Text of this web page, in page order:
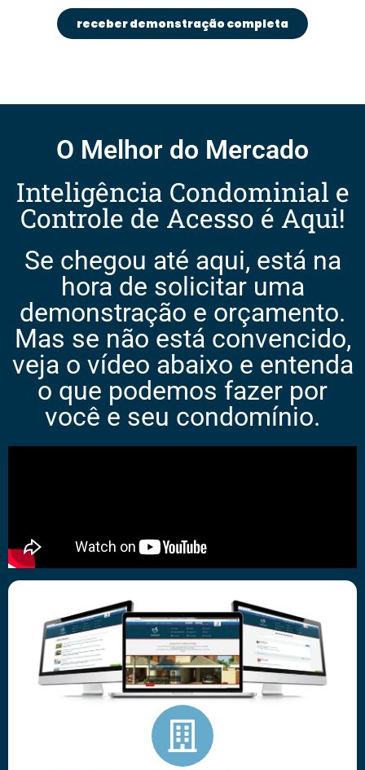
receber demonstração completa
O Melhor do Mercado
Inteligência Condominial e
Controle de Acesso é Aqui!
Se chegou até aqui, está na
hora de solicitar uma
demonstração e orçamento.
Mas se não está convencido,
veja o vídeo abaixo e entenda
o que podemos fazer por
você e seu condomínio.